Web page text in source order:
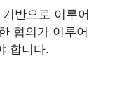
반으로 이루어
협의가 이루어
합니다.